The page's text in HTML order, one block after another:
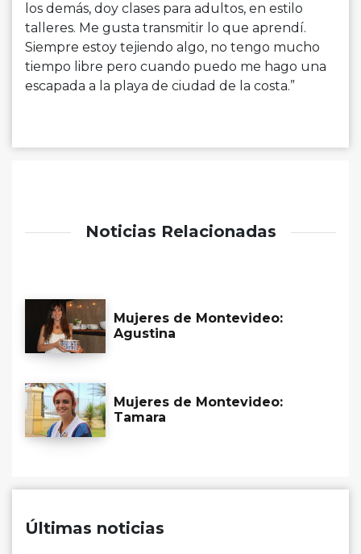
los demás, doy clases para adultos, en estilo
talleres. Me gusta transmitir lo que aprendí.
Siempre estoy tejiendo algo, no tengo mucho
tiempo libre pero cuando puedo me hago una
escapada a la playa de ciudad de la costa.”
Noticias Relacionadas
Mujeres de Montevideo:
Agustina
Mujeres de Montevideo:
Tamara
Últimas noticias